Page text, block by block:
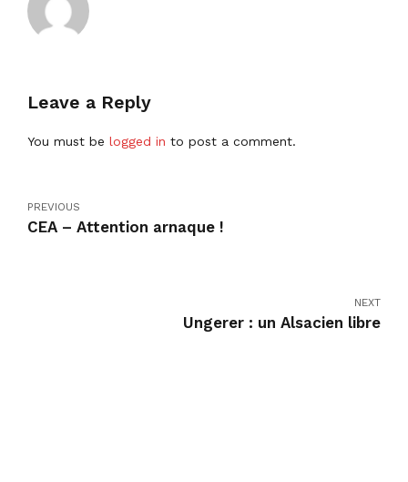
Leave a Reply
You must be logged in to post a comment.
PREVIOUS
CEA – Attention arnaque !
NEXT
Ungerer : un Alsacien libre